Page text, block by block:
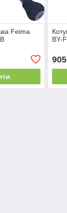
Feima
BY-
905